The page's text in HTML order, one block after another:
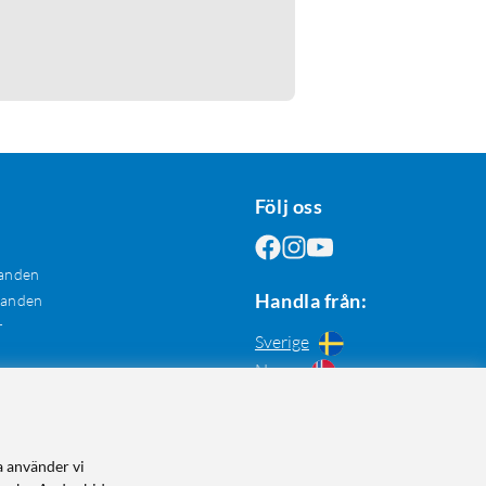
Följ oss
Handla från:
Sverige
Norge
använder vi